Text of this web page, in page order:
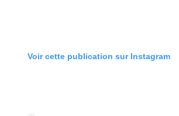
Voir cette publication sur Instagram